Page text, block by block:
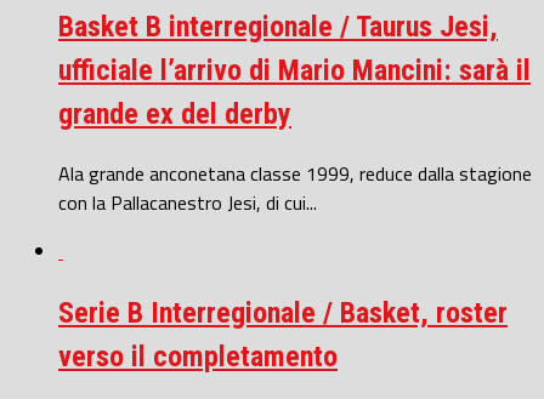
Basket B interregionale / Taurus Jesi,
ufficiale l’arrivo di Mario Mancini: sarà il
grande ex del derby
Ala grande anconetana classe 1999, reduce dalla stagione
con la Pallacanestro Jesi, di cui...
Serie B Interregionale / Basket, roster
verso il completamento